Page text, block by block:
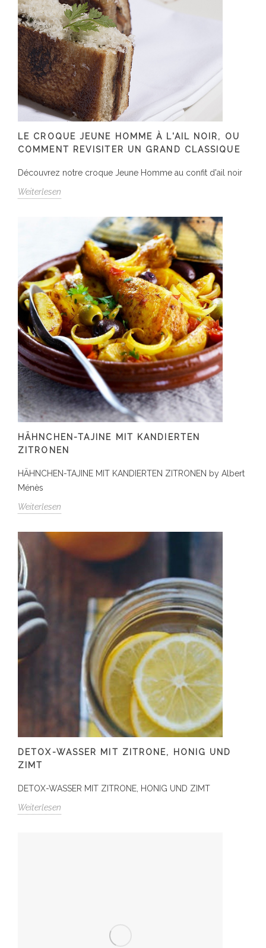
LE CROQUE JEUNE HOMME À L'AIL NOIR, OU
COMMENT REVISITER UN GRAND CLASSIQUE
Découvrez notre croque Jeune Homme au confit d'ail noir
Weiterlesen
HÄHNCHEN-TAJINE MIT KANDIERTEN
ZITRONEN
HÄHNCHEN-TAJINE MIT KANDIERTEN ZITRONEN by Albert
Ménès
Weiterlesen
DETOX-WASSER MIT ZITRONE, HONIG UND
ZIMT
DETOX-WASSER MIT ZITRONE, HONIG UND ZIMT
Weiterlesen